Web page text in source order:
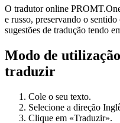
O tradutor online
e russo, preservando o
sugestões de tradução tendo
Modo de
traduzir
Cole o seu texto.
Selecione a direção
Clique em «Traduzir».